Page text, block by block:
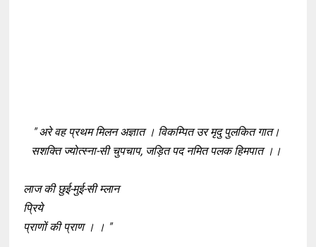
" अरे वह प्रथम मिलन अज्ञात । विकम्पित उर मृदु पुलकित गात।
सशक्ति ज्योत्स्ना-सी चुपचाप, जड़ित पद नमित पलक हिमपात ।।
लाज की छुई-मुई-सी म्लान
प्रिये
प्राणों की प्राण । । "